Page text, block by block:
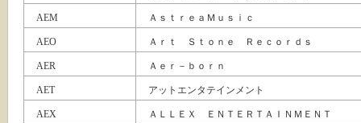
AEM ＡｓｔｒｅａＭｕｓｉｃ
AEO Ａｒｔ Ｓｔｏｎｅ Ｒｅｃｏｒｄｓ
AER Ａｅｒ－ｂｏｒｎ
AET アットエンタテインメント
AEX ＡＬＬＥＸ ＥＮＴＥＲＴＡＩＮＭＥＮＴ